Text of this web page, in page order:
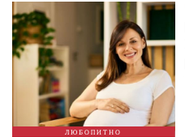
ЛЮБОПИТНО